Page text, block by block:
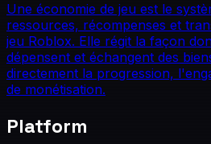
Une économie de jeu est le
ressources, récompenses et
jeu Roblox. Elle régit la façon
dépensent et échangent des
directement la progression,
de monétisation.
Platform